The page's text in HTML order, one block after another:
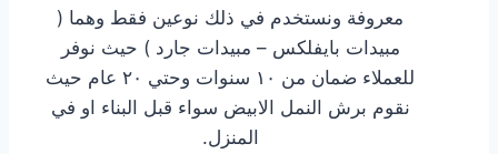
معروفة ونستخدم في ذلك نوعين فقط وهما (
مبيدات بايفلكس – مبيدات جارد ) حيث نوفر
للعملاء ضمان من ١٠ سنوات وحتي ٢٠ عام حيث
نقوم برش النمل الابيض سواء قبل البناء او في
المنزل.